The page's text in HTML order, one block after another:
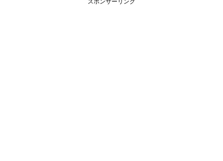
スポンサーリンク